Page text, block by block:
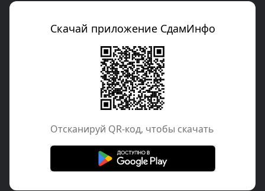
Скачай приложение СдамИнфо
Отcканируй QR-код, чтобы скачать